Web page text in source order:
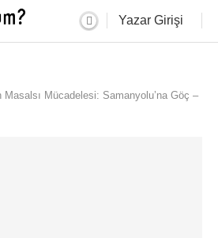
Yazar Girişi
Masalsı Mücadelesi: Samanyolu’na Göç –